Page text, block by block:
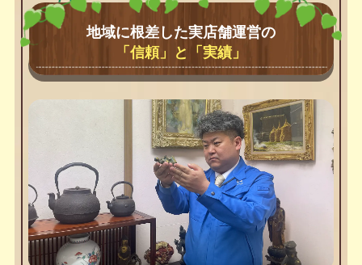
地域に根差した実店舗運営の
「信頼」と「実績」